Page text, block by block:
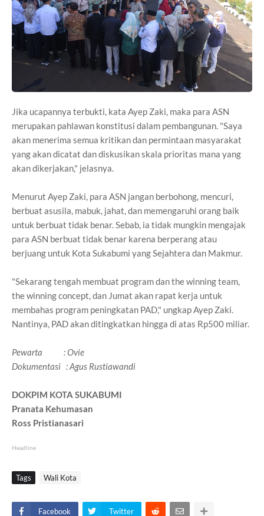
Jika ucapannya terbukti, kata Ayep Zaki, maka para ASN
merupakan pahlawan konstitusi dalam pembangunan. "Saya
akan menerima semua kritikan dan permintaan masyarakat
yang akan dicatat dan diskusikan skala prioritas mana yang
akan dikerjakan," jelasnya.
Menurut Ayep Zaki, para ASN jangan berbohong, mencuri,
berbuat asusila, mabuk, jahat, dan memengaruhi orang baik
untuk berbuat tidak benar. Sebab, ia tidak mungkin mengajak
para ASN berbuat tidak benar karena berperang atau
berjuang untuk Kota Sukabumi yang Sejahtera dan Makmur.
"Sekarang tengah membuat program dan the winning team,
the winning concept, dan Jumat akan rapat kerja untuk
membahas program peningkatan PAD," ungkap Ayep Zaki.
Nantinya, PAD akan ditingkatkan hingga di atas Rp500 miliar.
Pewarta : Ovie
Dokumentasi : Agus Rustiawandi
DOKPIM KOTA SUKABUMI
Pranata Kehumasan
Ross Pristianasari
Headline
Tags Wali Kota
Facebook Twitter